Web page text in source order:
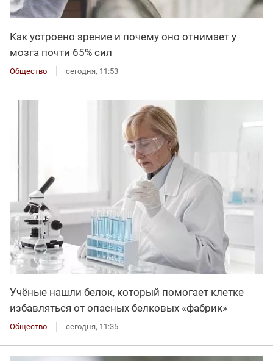
Как устроено зрение и почему оно отнимает у
мозга почти 65% сил
Общество сегодня, 11:53
Учёные нашли белок, который помогает клетке
избавляться от опасных белковых «фабрик»
Общество сегодня, 11:35